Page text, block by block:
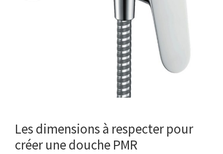
Les dimensions à respecter pour
créer une douche PMR